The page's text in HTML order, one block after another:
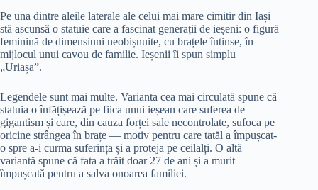
Pe una dintre aleile laterale ale celui mai mare cimitir din Iași
stă ascunsă o statuie care a fascinat generații de ieșeni: o figură
feminină de dimensiuni neobișnuite, cu brațele întinse, în
mijlocul unui cavou de familie. Ieșenii îi spun simplu
„Uriașa”.
Legendele sunt mai multe. Varianta cea mai circulată spune că
statuia o înfățișează pe fiica unui ieșean care suferea de
gigantism și care, din cauza forței sale necontrolate, sufoca pe
oricine strângea în brațe — motiv pentru care tatăl a împușcat-
o spre a-i curma suferința și a proteja pe ceilalți. O altă
variantă spune că fata a trăit doar 27 de ani și a murit
împușcată pentru a salva onoarea familiei.